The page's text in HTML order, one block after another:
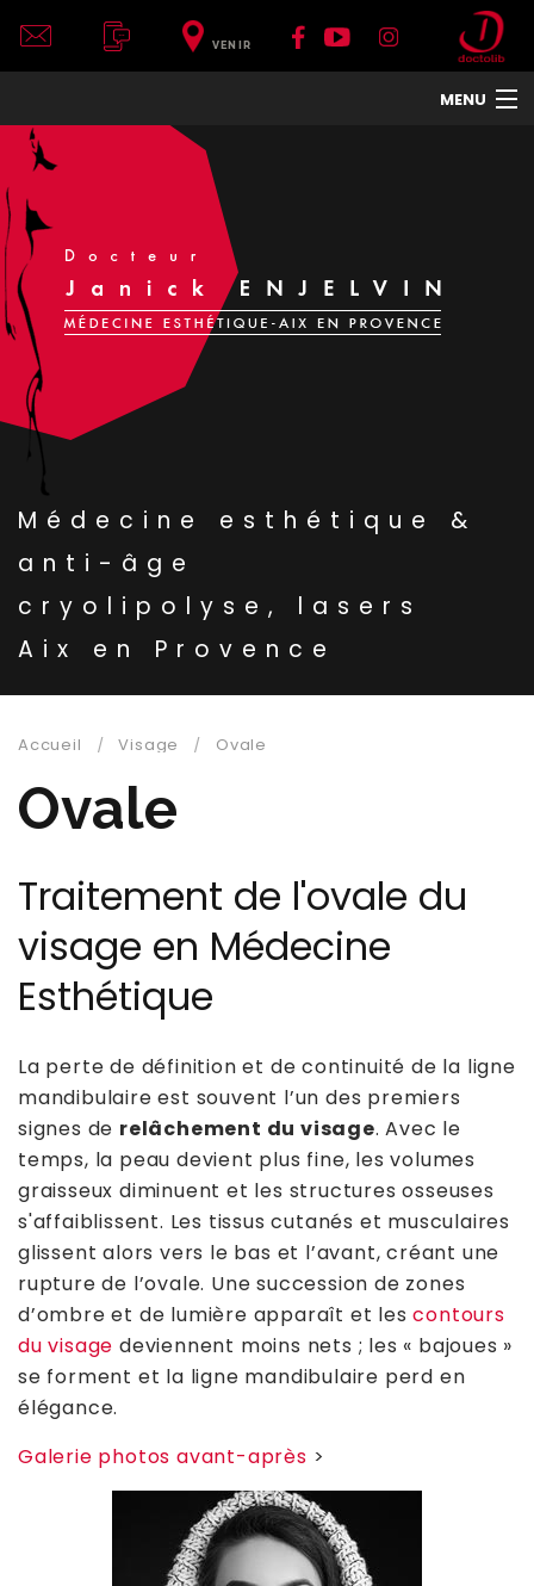
VENIR
MENU
ACCUEIL
DR JANICK ENJELVIN
LE CENTRE
VISAGE
CORPS
COU ET DÉCOLLETÉ
MAINS
TRAITEMENTS DE LA PEAU
HOMMES
TRAITEMENTS ET APPAREILS
PHOTOS
Médecine esthétique &
anti-âge
cryolipolyse, lasers
Aix en Provence
Accueil Visage Ovale
Ovale
Traitement de l'ovale du
visage en Médecine
Esthétique
La perte de définition et de continuité de la ligne
mandibulaire est souvent l’un des premiers
signes de relâchement du visage. Avec le
temps, la peau devient plus fine, les volumes
graisseux diminuent et les structures osseuses
s'affaiblissent. Les tissus cutanés et musculaires
glissent alors vers le bas et l’avant, créant une
rupture de l’ovale. Une succession de zones
d’ombre et de lumière apparaît et lescontours
du visage deviennent moins nets ; les « bajoues »
se forment et la ligne mandibulaire perd en
élégance.
Galerie photos avant-après >